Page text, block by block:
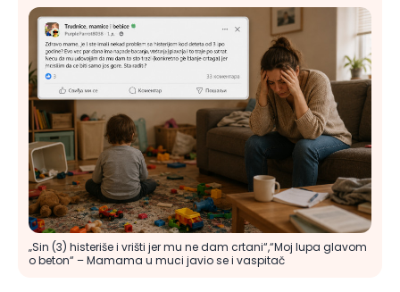
„Sin (3) histeriše i vrišti jer mu ne dam crtani“,“Moj lupa glavom
o beton“ – Mamama u muci javio se i vaspitač